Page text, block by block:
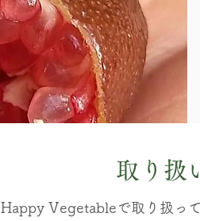
取り扱
​Happy Vegetableで取り扱っ